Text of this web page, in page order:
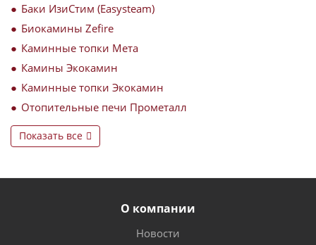
Баки ИзиСтим (Easysteam)
Биокамины Zefire
Каминные топки Мета
Камины Экокамин
Каминные топки Экокамин
Отопительные печи Прометалл
Показать все
О компании
Новости